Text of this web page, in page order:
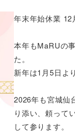
年末年始休業 12
本年もMaRUの
た。
新年は1月5日よ
2026年も宮城仙
り添い、頼って
して参ります。